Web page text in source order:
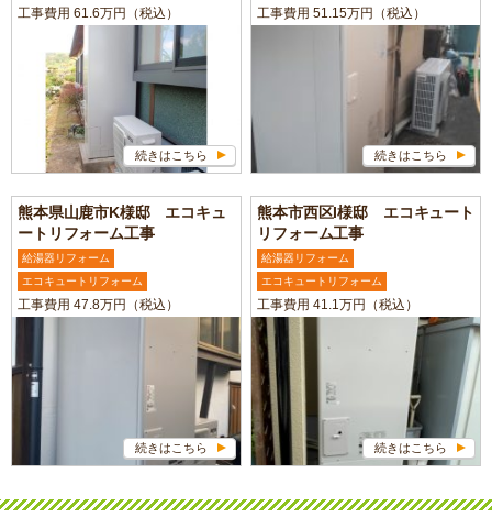
工事費用 61.6万円（税込）
続きはこちら
工事費用 51.15万円（税込）
続きはこちら
熊本県山鹿市K様邸 エコキュ
ートリフォーム工事
給湯器リフォーム
エコキュートリフォーム
工事費用 47.8万円（税込）
続きはこちら
熊本市西区I様邸 エコキュート
リフォーム工事
給湯器リフォーム
エコキュートリフォーム
工事費用 41.1万円（税込）
続きはこちら